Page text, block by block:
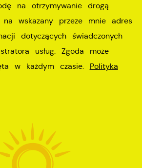
na otrzymywanie drogą
na wskazany przeze mnie adres
dotyczących świadczonych
usług. Zgoda może
w każdym czasie. Polityka